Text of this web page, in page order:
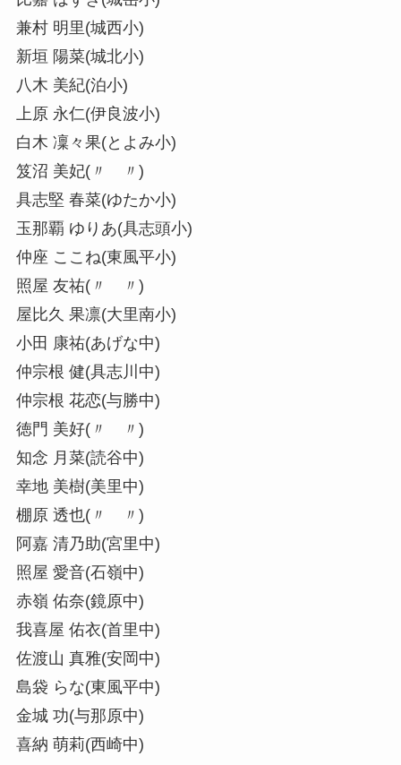
兼村 明里(城西小)
新垣 陽菜(城北小)
八木 美紀(泊小)
上原 永仁(伊良波小)
白木 凜々果(とよみ小)
笈沼 美妃(〃 〃)
具志堅 春菜(ゆたか小)
玉那覇 ゆりあ(具志頭小)
仲座 ここね(東風平小)
照屋 友祐(〃 〃)
屋比久 果凛(大里南小)
小田 康祐(あげな中)
仲宗根 健(具志川中)
仲宗根 花恋(与勝中)
徳門 美好(〃 〃)
知念 月菜(読谷中)
幸地 美樹(美里中)
棚原 透也(〃 〃)
阿嘉 清乃助(宮里中)
照屋 愛音(石嶺中)
赤嶺 佑奈(鏡原中)
我喜屋 佑衣(首里中)
佐渡山 真雅(安岡中)
島袋 らな(東風平中)
金城 功(与那原中)
喜納 萌莉(西崎中)